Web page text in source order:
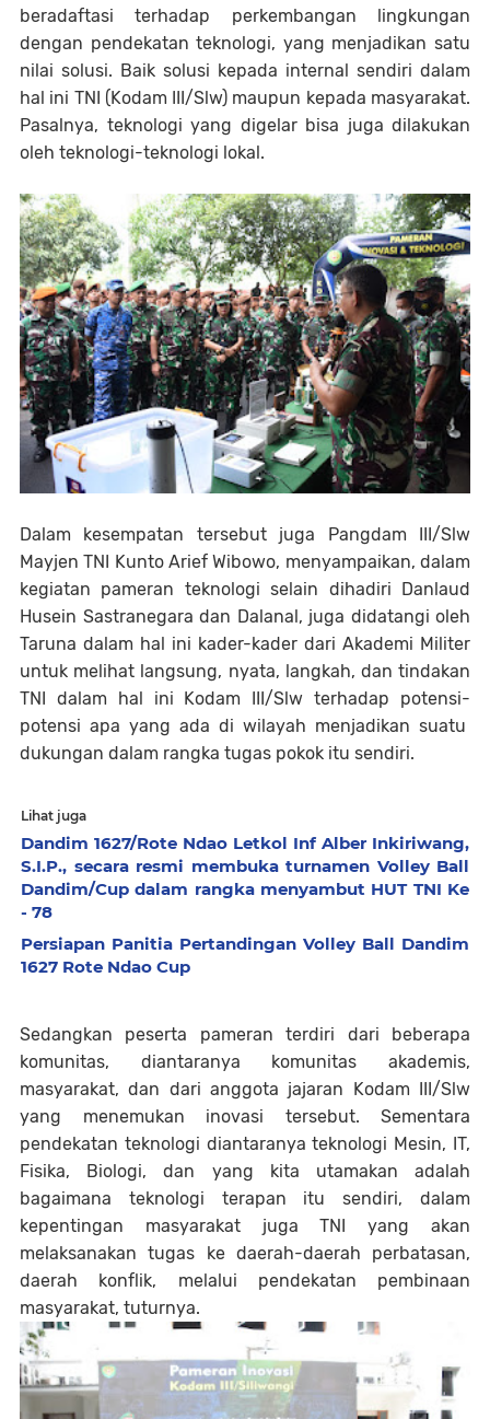
beradaftasi terhadap perkembangan lingkungan
dengan pendekatan teknologi, yang menjadikan satu
nilai solusi. Baik solusi kepada internal sendiri dalam
hal ini TNI (Kodam III/Slw) maupun kepada masyarakat.
Pasalnya, teknologi yang digelar bisa juga dilakukan
oleh teknologi-teknologi lokal.
Dalam kesempatan tersebut juga Pangdam III/Slw
Mayjen TNI Kunto Arief Wibowo, menyampaikan, dalam
kegiatan pameran teknologi selain dihadiri Danlaud
Husein Sastranegara dan Dalanal, juga didatangi oleh
Taruna dalam hal ini kader-kader dari Akademi Militer
untuk melihat langsung, nyata, langkah, dan tindakan
TNI dalam hal ini Kodam III/Slw terhadap potensi-
potensi apa yang ada di wilayah menjadikan suatu
dukungan dalam rangka tugas pokok itu sendiri.
Lihat juga
Dandim 1627/Rote Ndao Letkol Inf Alber Inkiriwang,
S.I.P., secara resmi membuka turnamen Volley Ball
Dandim/Cup dalam rangka menyambut HUT TNI Ke
- 78
Persiapan Panitia Pertandingan Volley Ball Dandim
1627 Rote Ndao Cup
Sedangkan peserta pameran terdiri dari beberapa
komunitas, diantaranya komunitas akademis,
masyarakat, dan dari anggota jajaran Kodam III/Slw
yang menemukan inovasi tersebut. Sementara
pendekatan teknologi diantaranya teknologi Mesin, IT,
Fisika, Biologi, dan yang kita utamakan adalah
bagaimana teknologi terapan itu sendiri, dalam
kepentingan masyarakat juga TNI yang akan
melaksanakan tugas ke daerah-daerah perbatasan,
daerah konflik, melalui pendekatan pembinaan
masyarakat, tuturnya.